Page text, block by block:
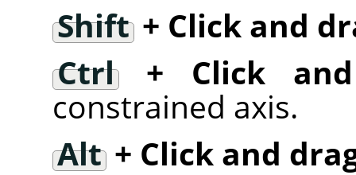
Shift+ Click and
Ctrl+ Click
constrained axis.
Alt+ Click and